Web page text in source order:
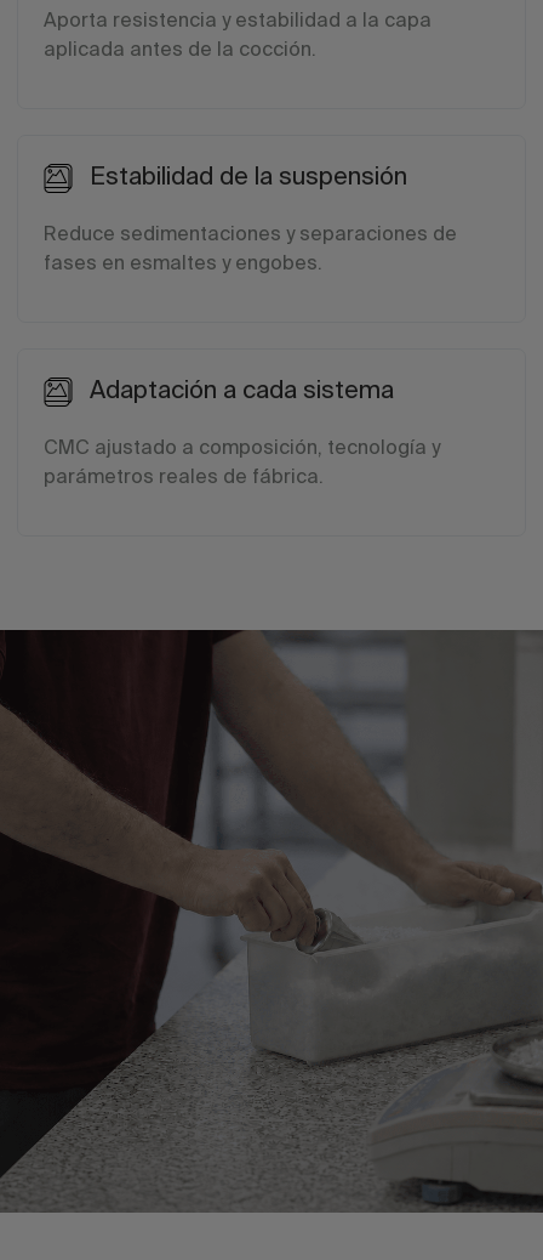
Aporta resistencia y estabilidad a la capa
aplicada antes de la cocción.
Estabilidad de la suspensión
Reduce sedimentaciones y separaciones de
fases en esmaltes y engobes.
Adaptación a cada sistema
CMC ajustado a composición, tecnología y
parámetros reales de fábrica.